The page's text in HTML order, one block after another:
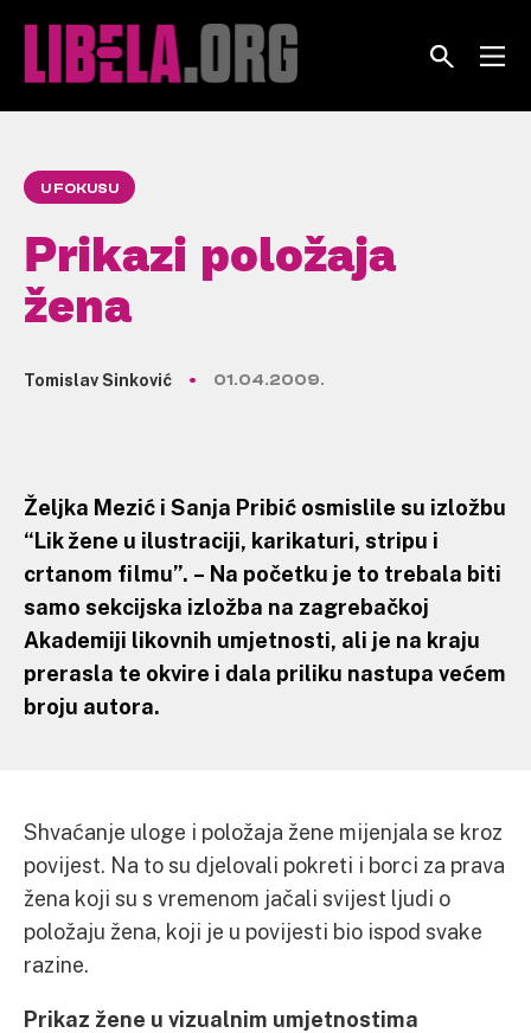
U FOKUSU
Prikazi položaja
žena
Tomislav Sinković 01.04.2009.
Željka Mezić i Sanja Pribić osmislile su izložbu
“Lik žene u ilustraciji, karikaturi, stripu i
crtanom filmu”. – Na početku je to trebala biti
samo sekcijska izložba na zagrebačkoj
Akademiji likovnih umjetnosti, ali je na kraju
prerasla te okvire i dala priliku nastupa većem
broju autora.
Shvaćanje uloge i položaja žene mijenjala se kroz
povijest. Na to su djelovali pokreti i borci za prava
žena koji su s vremenom jačali svijest ljudi o
položaju žena, koji je u povijesti bio ispod svake
razine.
Prikaz žene u vizualnim umjetnostima